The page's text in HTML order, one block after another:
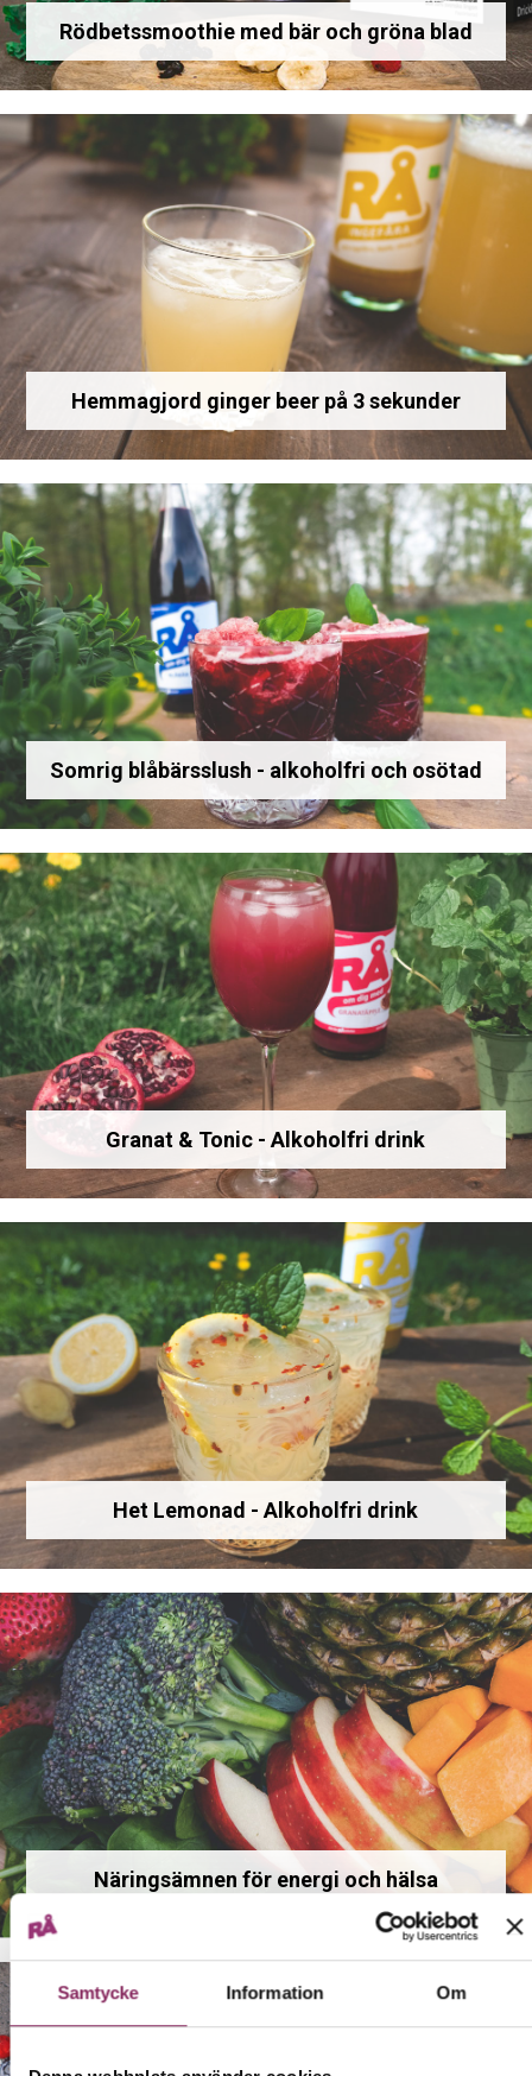
Samtycke Information Om
Rödbetssmoothie med bär och gröna blad
Hemmagjord ginger beer på 3 sekunder
Somrig blåbärsslush - alkoholfri och osötad
Granat & Tonic - Alkoholfri drink
Het Lemonad - Alkoholfri drink
Näringsämnen för energi och hälsa